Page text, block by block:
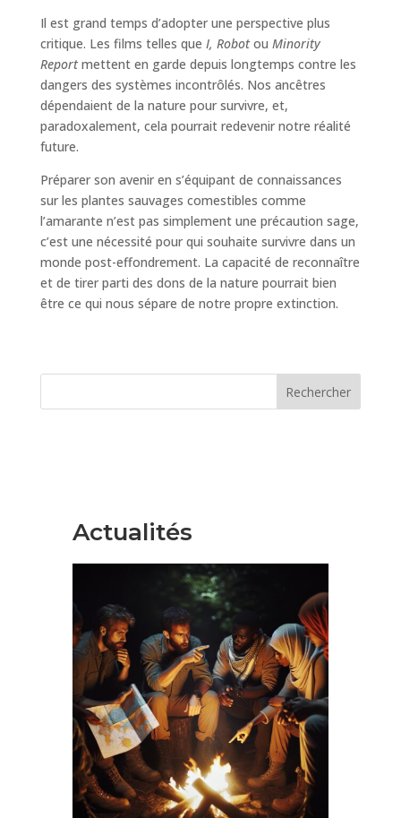
Il est grand temps d’adopter une perspective plus
critique. Les films telles que I, Robotou Minority
Reportmettent en garde depuis longtemps contre les
dangers des systèmes incontrôlés. Nos ancêtres
dépendaient de la nature pour survivre, et,
paradoxalement, cela pourrait redevenir notre réalité
future.
Préparer son avenir en s’équipant de connaissances
sur les plantes sauvages comestibles comme
l’amarante n’est pas simplement une précaution sage,
c’est une nécessité pour qui souhaite survivre dans un
monde post-effondrement. La capacité de reconnaître
et de tirer parti des dons de la nature pourrait bien
être ce qui nous sépare de notre propre extinction.
Rechercher
Actualités